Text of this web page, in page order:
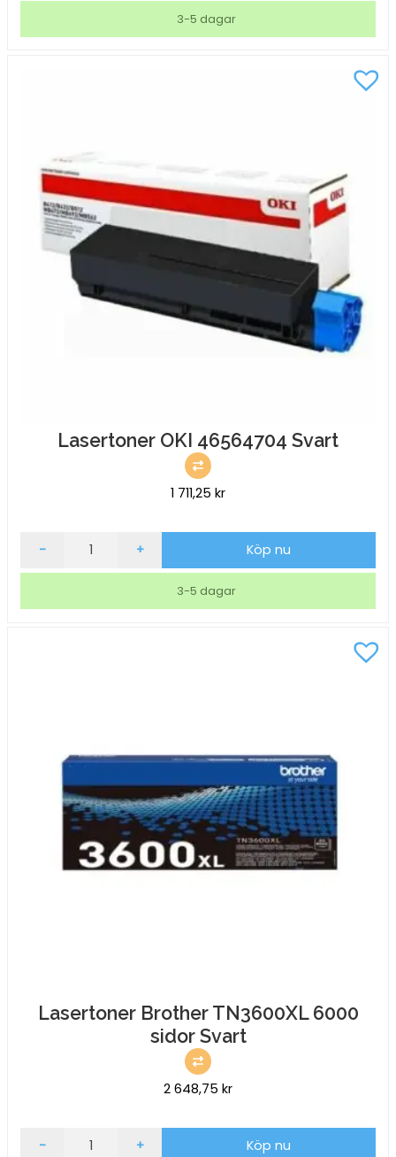
3-5 dagar
Lasertoner OKI 46564704 Svart
1 711,25 kr
Lasertoner
- + Köp nu
3-5 dagar
Lasertoner Brother TN3600XL 6000
sidor Svart
2 648,75 kr
Lasertoner
- + Köp nu